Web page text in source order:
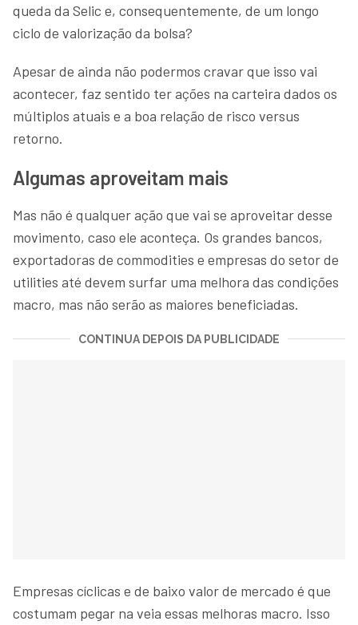
queda da Selic e, consequentemente, de um longo
ciclo de valorização da bolsa?
Apesar de ainda não podermos cravar que isso vai
acontecer, faz sentido ter ações na carteira dados os
múltiplos atuais e a boa relação de risco versus
retorno.
Algumas aproveitam mais
Mas não é qualquer ação que vai se aproveitar desse
movimento, caso ele aconteça. Os grandes bancos,
exportadoras de commodities e empresas do setor de
utilities até devem surfar uma melhora das condições
macro, mas não serão as maiores beneficiadas.
CONTINUA DEPOIS DA PUBLICIDADE
Empresas cíclicas e de baixo valor de mercado é que
costumam pegar na veia essas melhoras macro. Isso